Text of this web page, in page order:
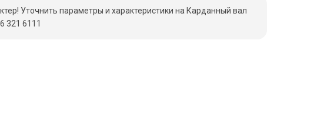
Уточнить параметры и характеристики на Карданный вал
321 6111